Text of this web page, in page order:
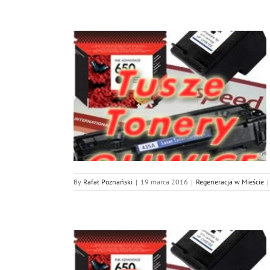
By Rafał Poznański | 19 marca 2016 | Regeneracja w Mieście |